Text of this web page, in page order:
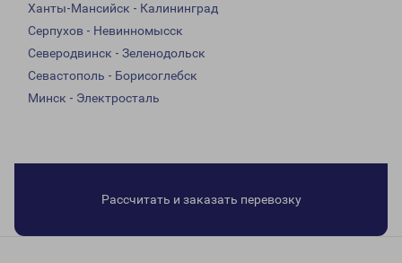
Ханты-Мансийск - Калининград
Серпухов - Невинномысск
Северодвинск - Зеленодольск
Севастополь - Борисоглебск
Минск - Электросталь
Рассчитать и заказать перевозку